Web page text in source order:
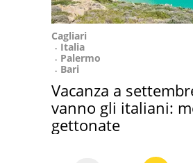
Cagliari
Italia
Palermo
Bari
Vacanza a
vanno gli italiani:
gettonate